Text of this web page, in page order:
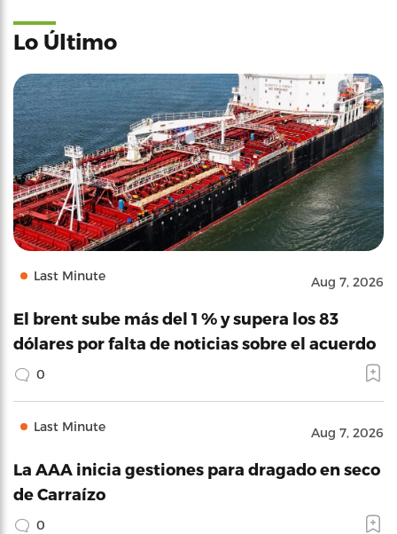
Lo Último
Last Minute Aug 7, 2026
El brent sube más del 1 % y supera los 83
dólares por falta de noticias sobre el acuerdo
0
Last Minute Aug 7, 2026
La AAA inicia gestiones para dragado en seco
de Carraízo
0